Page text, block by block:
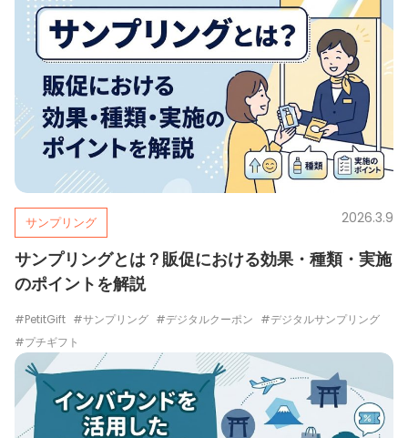
サンプリング 2026.3.9
サンプリングとは？販促における効果・種類・実施
のポイントを解説
#PetitGift #サンプリング #デジタルクーポン #デジタルサンプリング
#プチギフト